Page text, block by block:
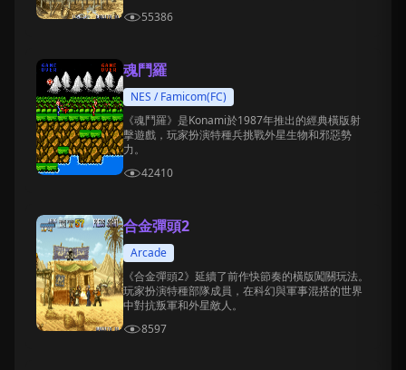
55386
魂鬥羅
NES / Famicom(FC)
《魂鬥羅》是Konami於1987年推出的經典橫版射
擊遊戲，玩家扮演特種兵挑戰外星生物和邪惡勢
力。
42410
合金彈頭2
Arcade
《合金彈頭2》延續了前作快節奏的橫版闖關玩法。
玩家扮演特種部隊成員，在科幻與軍事混搭的世界
中對抗叛軍和外星敵人。
8597